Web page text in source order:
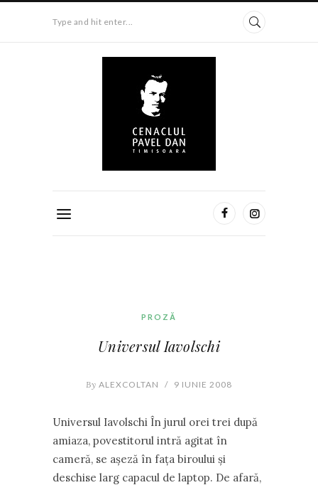
Type and hit enter...
PROZĂ
Universul Iavolschi
By ALEXCOLTAN / 9 IUNIE 2008
Universul Iavolschi În jurul orei trei după
amiaza, povestitorul intră agitat în
cameră, se aşeză în faţa biroului şi
deschise larg capacul de laptop. De afară,